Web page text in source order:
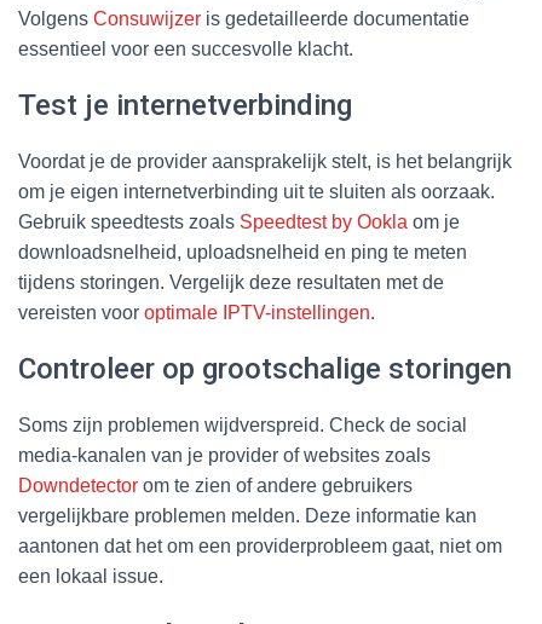
Volgens Consuwijzer is gedetailleerde documentatie
essentieel voor een succesvolle klacht.
Test je internetverbinding
Voordat je de provider aansprakelijk stelt, is het belangrijk
om je eigen internetverbinding uit te sluiten als oorzaak.
Gebruik speedtests zoals Speedtest by Ookla om je
downloadsnelheid, uploadsnelheid en ping te meten
tijdens storingen. Vergelijk deze resultaten met de
vereisten voor optimale IPTV-instellingen.
Controleer op grootschalige storingen
Soms zijn problemen wijdverspreid. Check de social
media-kanalen van je provider of websites zoals
Downdetector om te zien of andere gebruikers
vergelijkbare problemen melden. Deze informatie kan
aantonen dat het om een providerprobleem gaat, niet om
een lokaal issue.